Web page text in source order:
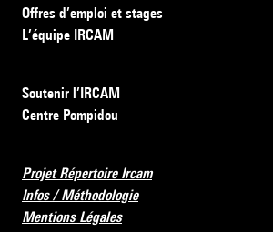
Offres d’emploi et stages
L’équipe IRCAM
Soutenir l’IRCAM
Centre Pompidou
Projet Répertoire Ircam
Infos / Méthodologie
Mentions Légales